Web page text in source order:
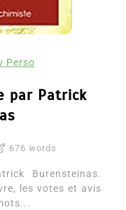
Perso
par Patrick
676 words
Burensteinas.
les votes et avis